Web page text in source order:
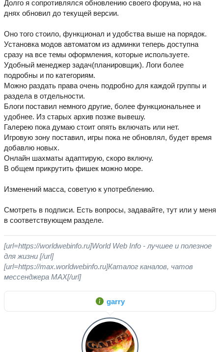
Долго я сопротивлялся обновлению своего форума, но на
днях обновил до текущей версии.
Оно того стоило, функционал и удобства выше на порядок.
Установка модов автоматом из админки теперь доступна
сразу на все темы оформления, которые используете.
Удобный менеджер задач(планировщик). Логи более
подробны и по категориям.
Можно раздать права очень подробно для каждой группы и
раздела в отдельности.
Блоги поставил немного другие, более функциональнее и
удобнее. Из старых архив позже вывешу.
Галерею пока думаю стоит опять включать или нет.
Игровую зону поставил, игры пока не обновлял, будет время
добавлю новых.
Онлайн шахматы адаптирую, скоро включу.
В общем прикрутить фишек можно море.
Изменений масса, советую к употреблению.
Смотреть в подписи. Есть вопросы, задавайте, тут или у меня
в соответствующем разделе.
[url=https://worldwebinfo.ru]World Web Info - лучшее и полезное
для жизни [/url]
[url=https://max.worldwebinfo.ru]Каталог каналов, чатов
мессенджера MAX[/url]
garry